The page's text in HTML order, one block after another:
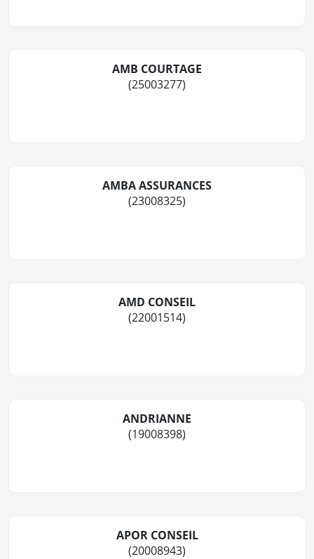
AMB COURTAGE
(25003277)
AMBA ASSURANCES
(23008325)
AMD CONSEIL
(22001514)
ANDRIANNE
(19008398)
APOR CONSEIL
(20008943)